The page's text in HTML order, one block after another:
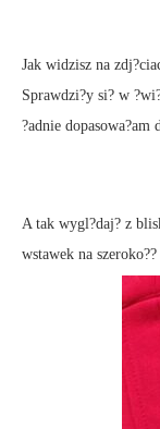
Jak widzisz na
Sprawdzi?y si? w
?adnie
A tak wygl?daj? z
wstawek na